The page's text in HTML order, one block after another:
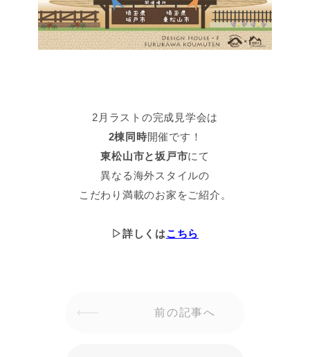
2月ラストの完成見学会は
2棟同時開催です！
東松山市と坂戸市にて
異なる海外スタイルの
こだわり満載のお家をご紹介。
▷詳しくはこちら
前の記事へ